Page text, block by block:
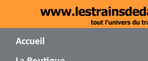
Accueil